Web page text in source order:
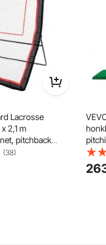
Lacrosse
2,1 m
pitchback
softbalretour
verstelbare hoek,
met doel
(38)